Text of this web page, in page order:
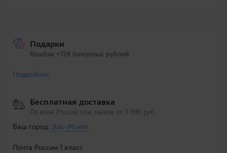
Подарки
Кешбэк +124 бонусных рублей
Подробнее
Бесплатная доставка
По всей России при заказе от 3 990 руб.
Ваш город: Эль-Монте
Почта России 1 класс